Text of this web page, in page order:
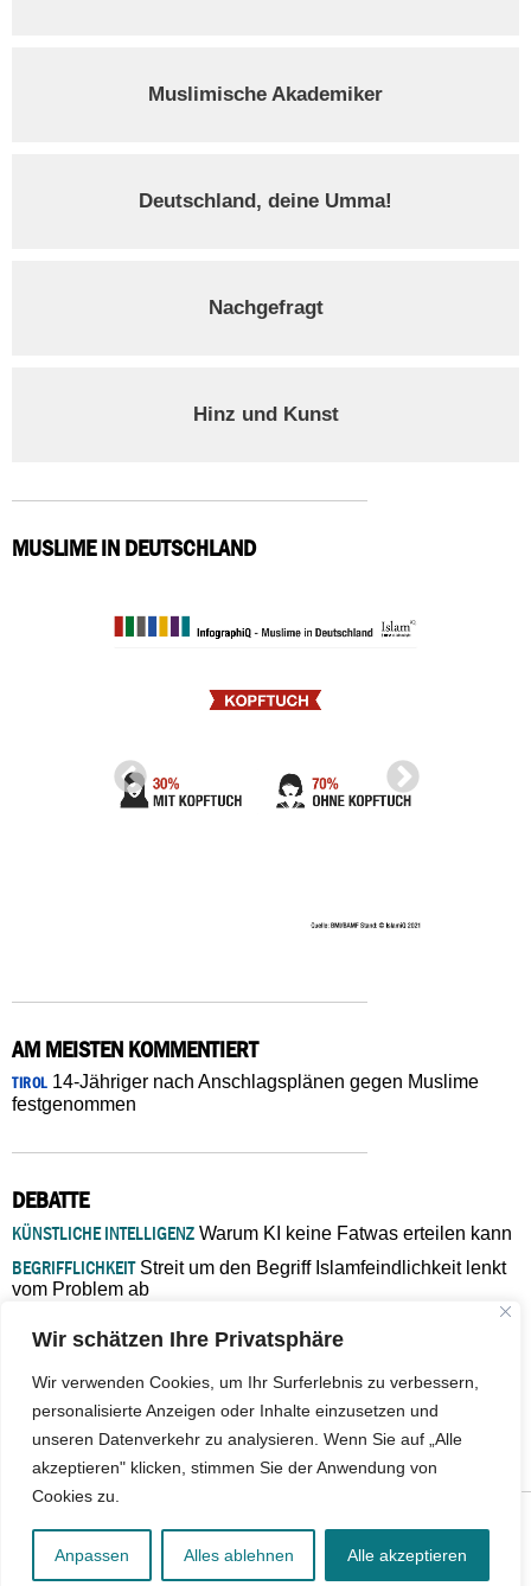
Wir schätzen Ihre Privatsphäre
Wir verwenden Cookies, um Ihr Surferlebnis zu verbessern,
personalisierte Anzeigen oder Inhalte einzusetzen und
unseren Datenverkehr zu analysieren. Wenn Sie auf „Alle
akzeptieren" klicken, stimmen Sie der Anwendung von
Cookies zu.
Anpassen Alles ablehnen Alle akzeptieren
Muslimische Akademiker
Deutschland, deine Umma!
Nachgefragt
Hinz und Kunst
MUSLIME IN DEUTSCHLAND
AM MEISTEN KOMMENTIERT
TIROL14-Jähriger nach Anschlagsplänen gegen Muslime
festgenommen
DEBATTE
KÜNSTLICHE INTELLIGENZ Warum KI keine Fatwas erteilen kann
BEGRIFFLICHKEITStreit um den Begriff Islamfeindlichkeit lenkt
vom Problem ab
Verantwortung bleibt“
ISLAMISCHE FAKULTÄT IN MÜNSTEREine kritische Schwelle für
die deutsche Religionspolitik
GASTBEITRAGWarum die muslimische Welt eine neue
Kontakt|Impressum Barrierefreiheit|Jobs Netiquette|Mediadaten